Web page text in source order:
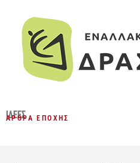
ΙΔΈΕΣ
ΆΡΘΡΑ ΕΠΟΧΉΣ